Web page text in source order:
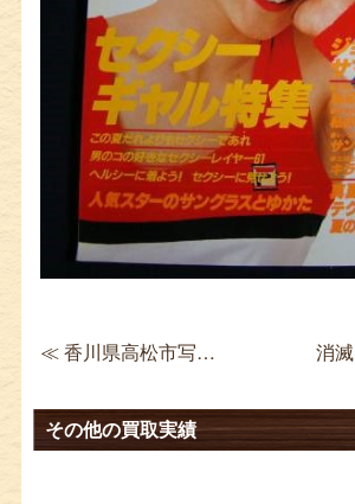
≪ 香川県高松市写真集買取 綾瀬はるか ひと夏…。 サイン入り
その他の買取実績